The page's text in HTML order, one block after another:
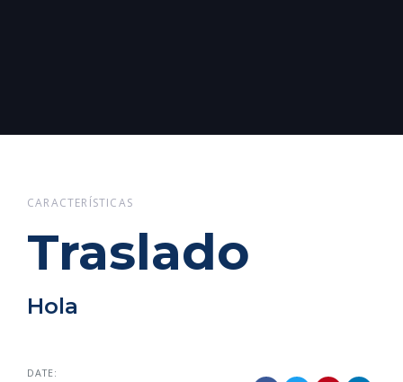
CARACTERÍSTICAS
Traslado
Hola
DATE: